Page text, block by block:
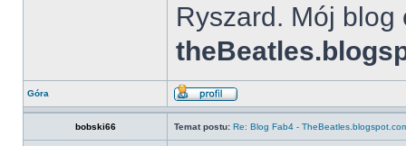
Ryszard. Mój
Góra
bobski66 Temat postu: Re: Blog Fab4 -